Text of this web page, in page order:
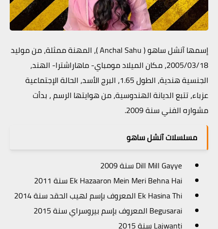
إسمهاآنشل ساهو(
Anchal Sahu)، المهنة ممثلة، من موليد
2005/03/18، مكان الميلاد مومباي- ماهاراشترا- الهند،
الجنسية هندية، الطول 1.65، البرج الأسد، الحالة الإجتماعية
عزباء،تتبع الديانة الهندوسية، من هوايتها الرسم ، بدأت
مشواره الفني سنة 2009.
مسلسلات آنشل ساهو